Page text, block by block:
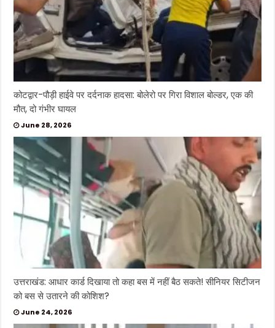
कोटद्वार-पौड़ी हाईवे पर दर्दनाक हादसा: बोलेरो पर गिरा विशाल बोल्डर, एक की
मौत, दो गंभीर घायल
June 28, 2026
उत्तराखंड: आधार कार्ड दिखाया तो कहा बस में नहीं बैठ सकते! सीनियर सिटीजन
को बस से उतारने की कोशिश?
June 24, 2026